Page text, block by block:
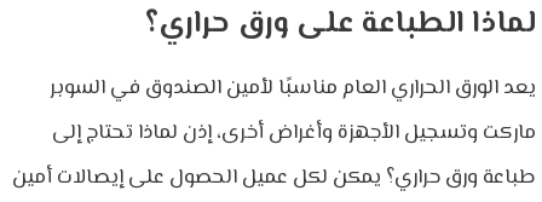
لماذا الطباعة على ورق حراري؟
يعد الورق الحراري العام مناسبًا لأمين الصندوق في السوبر
ماركت وتسجيل الأجهزة وأغراض أخرى، إذن لماذا تحتاج إلى
طباعة ورق حراري؟ يمكن لكل عميل الحصول على إيصالات أمين